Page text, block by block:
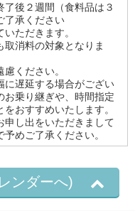
後２週間（食料品は３
了承ください
ただきます。
消料の対象となりま
ください。
遅延する場合がござい
お乗り継ぎや、時間指定
おすすめいたします。
申し出をいただきまして
めご了承ください。
ンダーへ)